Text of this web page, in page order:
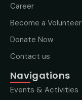
Career
Become a Volunteer
Donate Now
Contact us
Navigations
Events & Activities